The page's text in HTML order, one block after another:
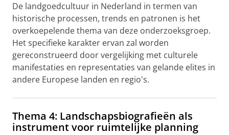
De landgoedcultuur in Nederland in termen van
historische processen, trends en patronen is het
overkoepelende thema van deze onderzoeksgroep.
Het specifieke karakter ervan zal worden
gereconstrueerd door vergelijking met culturele
manifestaties en representaties van gelande elites in
andere Europese landen en regio's.
Thema 4: Landschapsbiografieën als
instrument voor ruimtelijke planning